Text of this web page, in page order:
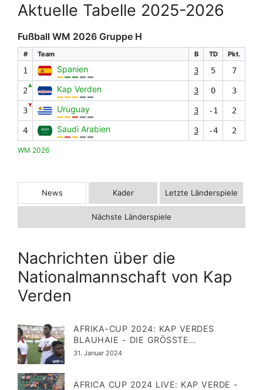
Aktuelle Tabelle 2025-2026
Fußball WM 2026 Gruppe H
# Team B TD Pkt.
1 Spanien 3 5 7
2
▲ Kap Verden 3 0 3
3
▼ Uruguay 3 -1 2
4 Saudi Arabien 3 -4 2
WM 2026
News Kader Letzte Länderspiele
Nächste Länderspiele
Nachrichten über die
Nationalmannschaft von Kap
Verden
AFRIKA-CUP 2024: KAP VERDES
BLAUHAIE - DIE GRÖSSTE Ü
BERRASCHUNG
Veröffentlicht
31. Januar 2024
AFRICA CUP 2024 LIVE: KAP VERDE -